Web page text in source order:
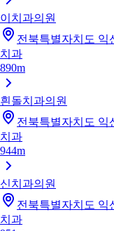
이치과의원
전북특별자치도 익
치과
890m
흰돌치과의원
전북특별자치도 익
치과
944m
신치과의원
전북특별자치도 익
치과